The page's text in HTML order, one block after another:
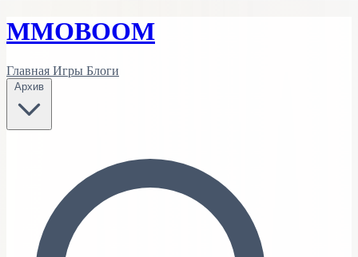
MMOBOOM
Главная Игры Блоги
Архив